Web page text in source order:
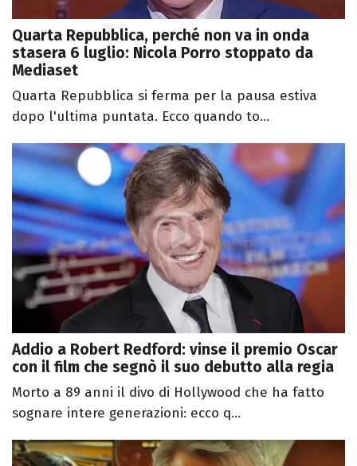
Quarta Repubblica, perché non va in onda
stasera 6 luglio: Nicola Porro stoppato da
Mediaset
Quarta Repubblica si ferma per la pausa estiva
dopo l'ultima puntata. Ecco quando to...
Addio a Robert Redford: vinse il premio Oscar
con il film che segnò il suo debutto alla regia
Morto a 89 anni il divo di Hollywood che ha fatto
sognare intere generazioni: ecco q...